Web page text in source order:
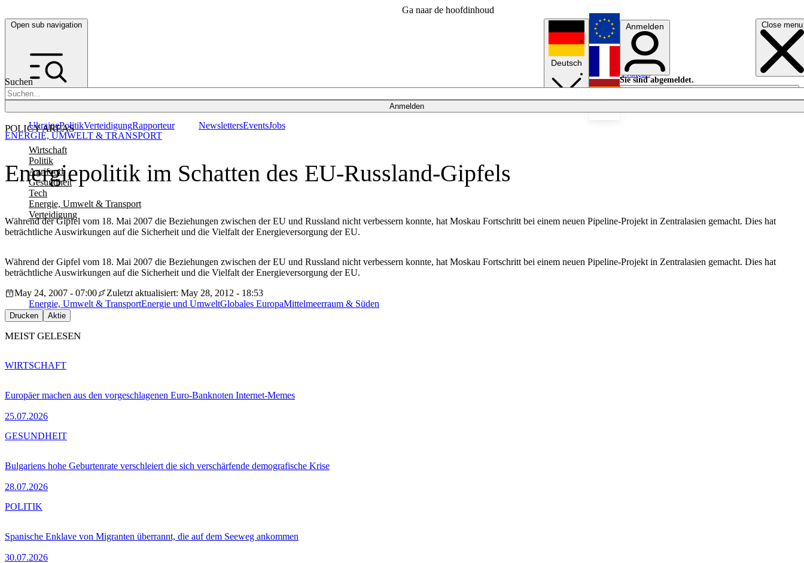
Ga naar de hoofdinhoud
Open sub navigation Close menu
Suchen
Anmelden
POLICY AREAS
Wirtschaft
Politik
Agrifood
Gesundheit
Tech
Energie, Umwelt & Transport
Verteidigung
UkrainePolitikVerteidigungRapporteur NewslettersEventsJobs
Deutsch
English
Français
Anmelden
Sie sind abgemeldet.
Anmelden
Licht aus
Energiepolitik im Schatten des EU-Russland-Gipfels
Während der Gipfel vom 18. Mai 2007 die Beziehungen zwischen der EU und Russland nicht verbessern konnte, hat Moskau Fortschritt bei einem neuen Pipeline-Projekt in Zentralasien gemacht. Dies hat
beträchtliche Auswirkungen auf die Sicherheit und die Vielfalt der Energieversorgung der EU.
ENERGIE, UMWELT & TRANSPORT
Während der Gipfel vom 18. Mai 2007 die Beziehungen zwischen der EU und Russland nicht verbessern konnte, hat Moskau Fortschritt bei einem neuen Pipeline-Projekt in Zentralasien gemacht. Dies hat
beträchtliche Auswirkungen auf die Sicherheit und die Vielfalt der Energieversorgung der EU.
May 24, 2007 - 07:00
Zuletzt aktualisiert: May 28, 2012 - 18:53
Energie, Umwelt & TransportEnergie und UmweltGlobales EuropaMittelmeerraum & Süden
Drucken Aktie
MEIST GELESEN
Europäer machen aus den vorgeschlagenen Euro-Banknoten Internet-Memes
25.07.2026
WIRTSCHAFT
Bulgariens hohe Geburtenrate verschleiert die sich verschärfende demografische Krise
28.07.2026
GESUNDHEIT
Spanische Enklave von Migranten überrannt, die auf dem Seeweg ankommen
30.07.2026
POLITIK